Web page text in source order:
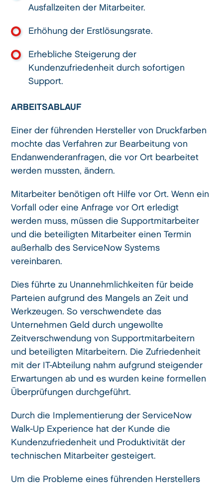
Ausfallzeiten der Mitarbeiter.
Erhöhung der Erstlösungsrate.
Erhebliche Steigerung der
Kundenzufriedenheit durch sofortigen
Support.
ARBEITSABLAUF
Einer der führenden Hersteller von Druckfarben
mochte das Verfahren zur Bearbeitung von
Endanwenderanfragen, die vor Ort bearbeitet
werden mussten, ändern.
Mitarbeiter benötigen oft Hilfe vor Ort. Wenn ein
Vorfall oder eine Anfrage vor Ort erledigt
werden muss, müssen die Supportmitarbeiter
und die beteiligten Mitarbeiter einen Termin
außerhalb des ServiceNow Systems
vereinbaren.
Dies führte zu Unannehmlichkeiten für beide
Parteien aufgrund des Mangels an Zeit und
Werkzeugen. So verschwendete das
Unternehmen Geld durch ungewollte
Zeitverschwendung von Supportmitarbeitern
und beteiligten Mitarbeitern. Die Zufriedenheit
mit der IT-Abteilung nahm aufgrund steigender
Erwartungen ab und es wurden keine formellen
Überprüfungen durchgeführt.
Durch die Implementierung der ServiceNow
Walk-Up Experience hat der Kunde die
Kundenzufriedenheit und Produktivität der
technischen Mitarbeiter gesteigert.
Um die Probleme eines führenden Herstellers